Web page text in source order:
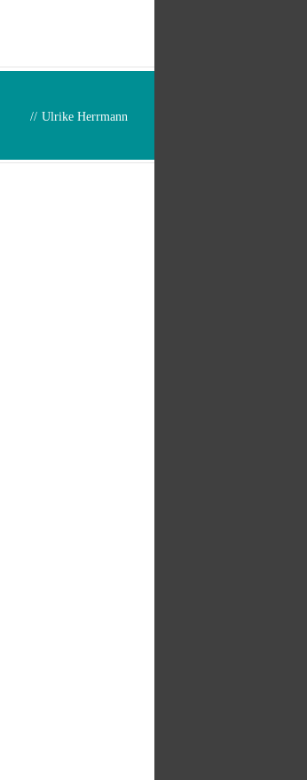
// Ulrike Herrmann